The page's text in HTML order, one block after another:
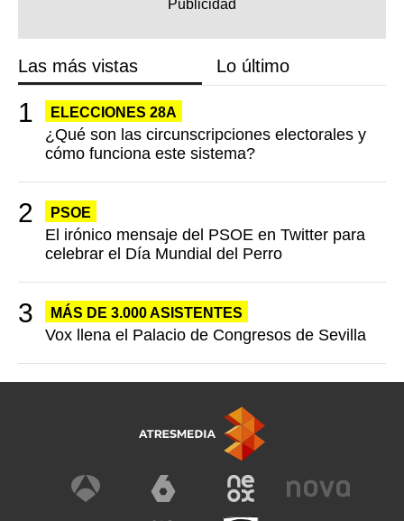
Las más vistas Lo último
ELECCIONES 28A
¿Qué son las circunscripciones electorales y
cómo funciona este sistema?
PSOE
El irónico mensaje del PSOE en Twitter para
celebrar el Día Mundial del Perro
MÁS DE 3.000 ASISTENTES
Vox llena el Palacio de Congresos de Sevilla